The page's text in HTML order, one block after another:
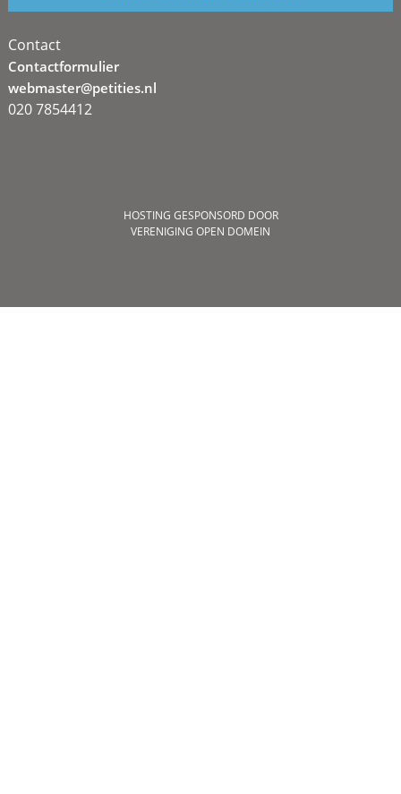
Contact
Contactformulier
webmaster@petities.nl
020 7854412
HOSTING GESPONSORD DOOR
VERENIGING OPEN DOMEIN